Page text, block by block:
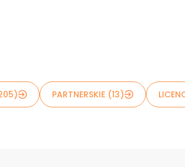
PARTNERSKIE (13)